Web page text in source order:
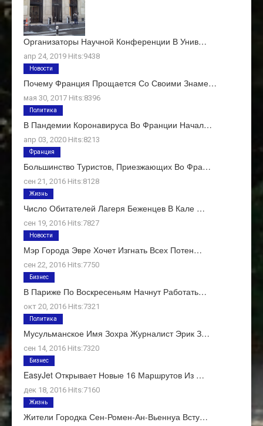
Организаторы Научной Конференции В Унив…
апр 24, 2019 Hits:9438
Почему Франция Прощается Со Своими Знаме…
мая 30, 2017 Hits:8396
Новости
В Пандемии Коронавируса Во Франции Начал…
апр 03, 2020 Hits:8213
Политика
Большинство Туристов, Приезжающих Во Фра…
сен 21, 2016 Hits:8128
Франция
Число Обитателей Лагеря Беженцев В Кале …
сен 19, 2016 Hits:7827
Жизнь
Мэр Города Эвре Хочет Изгнать Всех Потен…
сен 22, 2016 Hits:7750
Новости
В Париже По Воскресеньям Начнут Работать…
окт 20, 2016 Hits:7321
Бизнес
Мусульманское Имя Зохра Журналист Эрик З…
сен 14, 2016 Hits:7320
Политика
EasyJet Открывает Новые 16 Маршрутов Из …
дек 18, 2016 Hits:7160
Бизнес
Жители Городка Сен-Ромен-Ан-Вьеннуа Всту…
Жизнь